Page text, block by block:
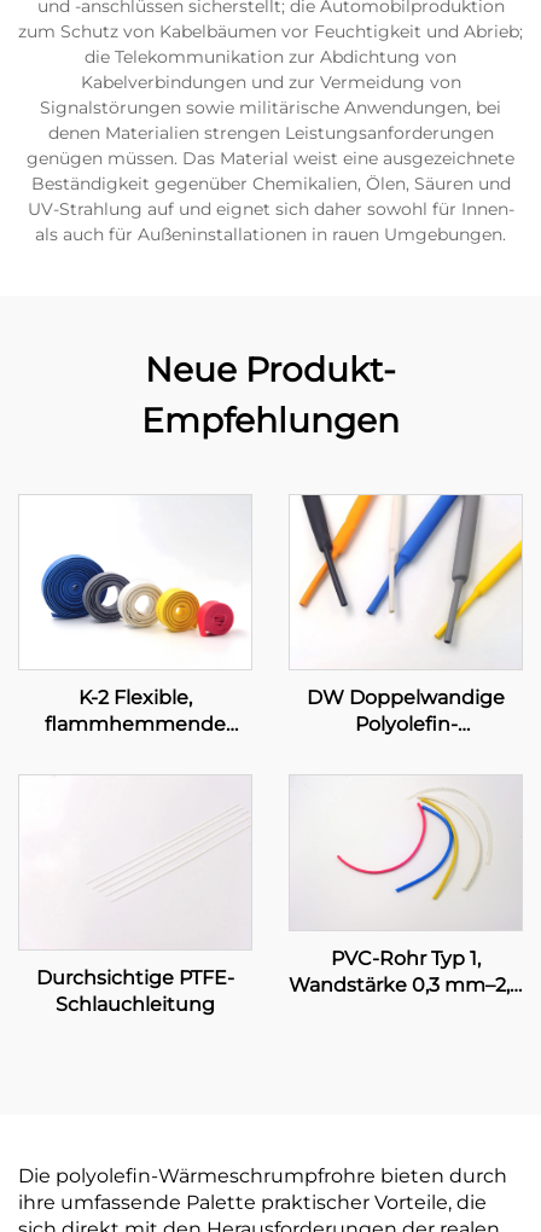
und -anschlüssen sicherstellt; die Automobilproduktion
zum Schutz von Kabelbäumen vor Feuchtigkeit und Abrieb;
die Telekommunikation zur Abdichtung von
Kabelverbindungen und zur Vermeidung von
Signalstörungen sowie militärische Anwendungen, bei
denen Materialien strengen Leistungsanforderungen
genügen müssen. Das Material weist eine ausgezeichnete
Beständigkeit gegenüber Chemikalien, Ölen, Säuren und
UV-Strahlung auf und eignet sich daher sowohl für Innen-
als auch für Außeninstallationen in rauen Umgebungen.
Neue Produkt-
Empfehlungen
K-2 Flexible,
flammhemmende
Schlauchleitung
DW Doppelwandige
Polyolefin-
Klebeschicht
Durchsichtige PTFE-
Schlauchleitung
PVC-Rohr Typ 1,
Wandstärke 0,3 mm–2,0
Die polyolefin-Wärmeschrumpfrohre bieten durch
ihre umfassende Palette praktischer Vorteile, die